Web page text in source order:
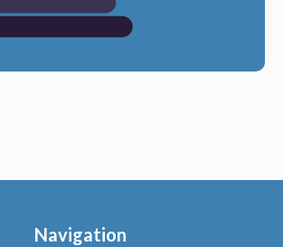
Navigation